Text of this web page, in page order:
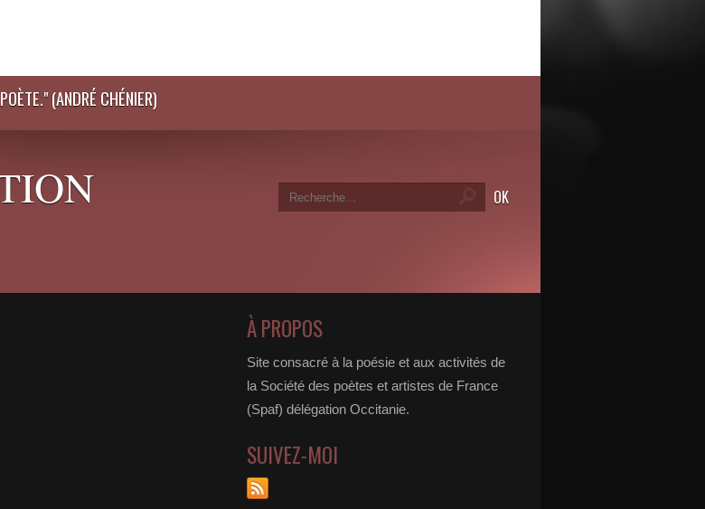
(ANDRÉ CHÉNIER)
À PROPOS
Site consacré à la poésie et aux activités de
la Société des poètes et artistes de France
(Spaf) délégation Occitanie.
SUIVEZ-MOI